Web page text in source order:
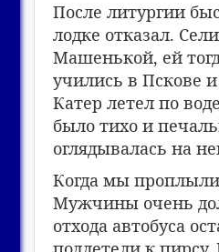
После литургии
лодке отказал.
Машенькой, ей
учились в Пскове
Катер летел по
было тихо и
оглядывалась на
Когда мы
Мужчины очень
отхода автобуса